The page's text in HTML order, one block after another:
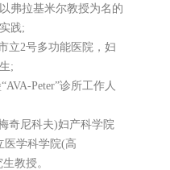
弗拉基米尔教授为名的
践;
立2号多功能医院，妇
;
Peter”诊所工作人
奇尼科夫)妇产科学院
医学科学院(高
教授。